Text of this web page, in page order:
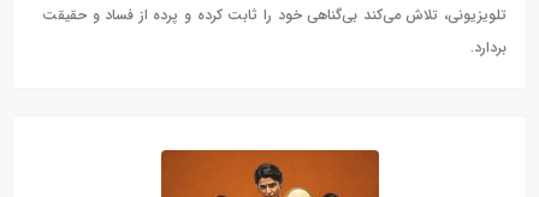
تلویزیونی، تلاش می‌کند بی‌گناهی خود را ثابت کرده و پرده از فساد و حقیقت
بردارد.